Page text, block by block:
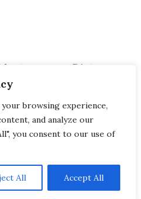
browsing experience,
and analyze our
you consent to our use of
All Accept All
una Dieta
Saludables y
con Obesidad
DE PRIVACIDAD, COOKIES